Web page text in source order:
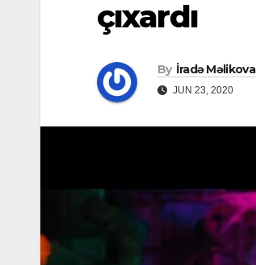
çıxardı
By İradə Məlikova
JUN 23, 2020